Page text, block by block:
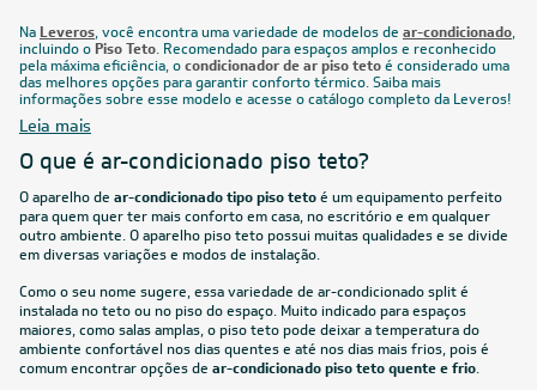
Na Leveros, você encontra uma variedade de modelos de ar-condicionado,
incluindo o Piso Teto. Recomendado para espaços amplos e reconhecido
pela máxima eficiência, ocondicionador de ar piso tetoé considerado uma
das melhores opções para garantir conforto térmico. Saiba mais
informações sobre esse modelo e acesse o catálogo completo da Leveros!
Leia mais
O que é ar-condicionado piso teto?
O aparelho de ar-condicionado tipo piso tetoé um equipamento perfeito
para quem quer ter mais conforto em casa, no escritório e em qualquer
outro ambiente. O aparelho piso teto possui muitas qualidades e se divide
em diversas variações e modos de instalação.
Como o seu nome sugere, essa variedade de ar-condicionado split é
instalada no teto ou no piso do espaço. Muito indicado para espaços
maiores, como salas amplas, o piso teto pode deixar a temperatura do
ambiente confortável nos dias quentes e até nos dias mais frios, pois é
comum encontrar opções de ar-condicionado piso teto quente e frio.